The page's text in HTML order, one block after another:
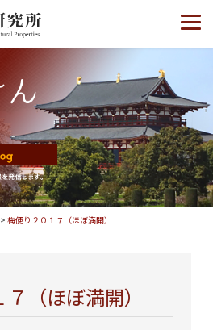
>梅便り２０１７（ほぼ満開）
（ほぼ満開）